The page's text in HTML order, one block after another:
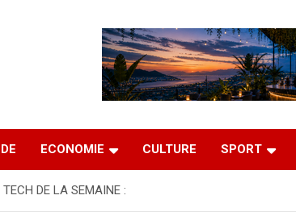
ECONOMIE CULTURE SPORT
TECH DE LA SEMAINE :